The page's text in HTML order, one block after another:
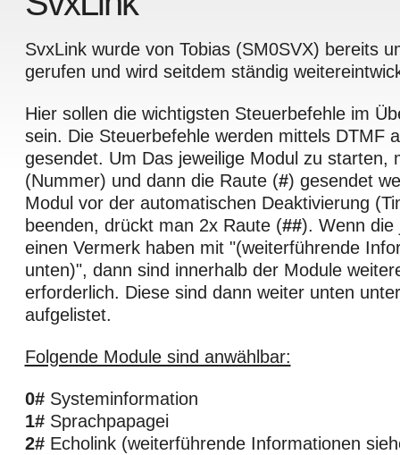
SvxLink wurde von Tobias (SM0SVX) bereits
gerufen und wird seitdem ständig
Hier sollen die wichtigsten Steuerbefehle im
sein. Die Steuerbefehle werden mittels DTMF
gesendet. Um Das jeweilige Modul zu starten,
(Nummer) und dann die Raute (#) gesendet
Modul vor der automatischen Deaktivierung
beenden, drückt man 2x Raute (##). Wenn die
einen Vermerk haben mit "(weiterführende
unten)", dann sind innerhalb der Module
erforderlich. Diese sind dann weiter unten
aufgelistet.
Folgende Module sind anwählbar:
0#Systeminformation
1#Sprachpapagei
2#Echolink (weiterführende Informationen